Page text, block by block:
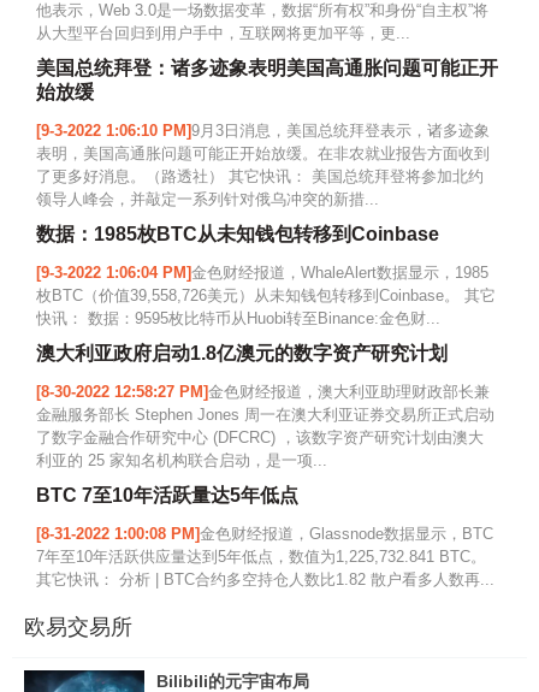
他表示，Web 3.0是一场数据变革，数据“所有权”和身份“自主权”将
从大型平台回归到用户手中，互联网将更加平等，更...
美国总统拜登：诸多迹象表明美国高通胀问题可能正开
始放缓
[9-3-2022 1:06:10 PM]9月3日消息，美国总统拜登表示，诸多迹象
表明，美国高通胀问题可能正开始放缓。在非农就业报告方面收到
了更多好消息。（路透社） 其它快讯： 美国总统拜登将参加北约
领导人峰会，并敲定一系列针对俄乌冲突的新措...
数据：1985枚BTC从未知钱包转移到Coinbase
[9-3-2022 1:06:04 PM]金色财经报道，WhaleAlert数据显示，1985
枚BTC（价值39,558,726美元）从未知钱包转移到Coinbase。 其它
快讯： 数据：9595枚比特币从Huobi转至Binance:金色财...
澳大利亚政府启动1.8亿澳元的数字资产研究计划
[8-30-2022 12:58:27 PM]金色财经报道，澳大利亚助理财政部长兼
金融服务部长 Stephen Jones 周一在澳大利亚证券交易所正式启动
了数字金融合作研究中心 (DFCRC) ，该数字资产研究计划由澳大
利亚的 25 家知名机构联合启动，是一项...
BTC 7至10年活跃量达5年低点
[8-31-2022 1:00:08 PM]金色财经报道，Glassnode数据显示，BTC
7年至10年活跃供应量达到5年低点，数值为1,225,732.841 BTC。
其它快讯： 分析 | BTC合约多空持仓人数比1.82 散户看多人数再...
欧易交易所
Bilibili的元宇宙布局